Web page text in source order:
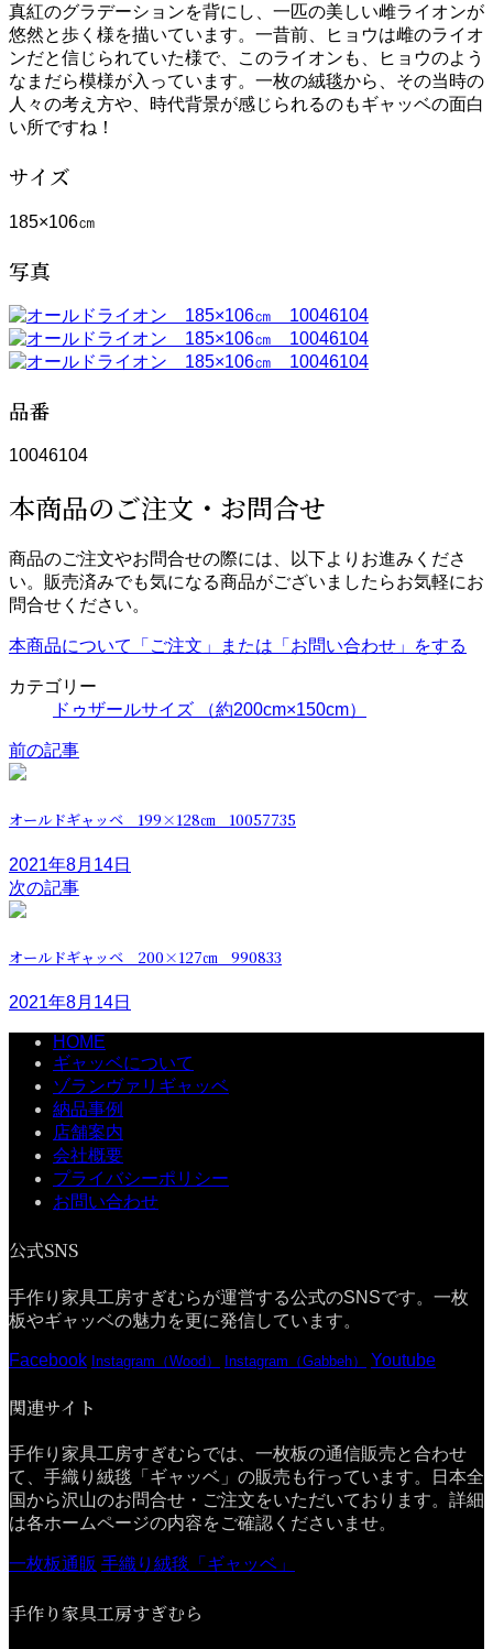
真紅のグラデーションを背にし、一匹の美しい雌ライオンが
悠然と歩く様を描いています。一昔前、ヒョウは雌のライオ
ンだと信じられていた様で、このライオンも、ヒョウのよう
なまだら模様が入っています。一枚の絨毯から、その当時の
人々の考え方や、時代背景が感じられるのもギャッベの面白
い所ですね！
サイズ
185×106㎝
写真
品番
10046104
本商品のご注文・お問合せ
商品のご注文やお問合せの際には、以下よりお進みくださ
い。販売済みでも気になる商品がございましたらお気軽にお
問合せください。
本商品について「ご注文」または「お問い合わせ」をする
カテゴリー
ドゥザールサイズ （約200cm×150cm）
前の記事
オールドギャッベ 199×128㎝ 10057735
2021年8月14日
次の記事
オールドギャッベ 200×127㎝ 990833
2021年8月14日
HOME
ギャッベについて
ゾランヴァリギャッベ
納品事例
店舗案内
会社概要
プライバシーポリシー
お問い合わせ
公式SNS
手作り家具工房すぎむらが運営する公式のSNSです。一枚
板やギャッベの魅力を更に発信しています。
Facebook Instagram（Wood） Instagram（Gabbeh） Youtube
関連サイト
手作り家具工房すぎむらでは、一枚板の通信販売と合わせ
て、手織り絨毯「ギャッベ」の販売も行っています。日本全
国から沢山のお問合せ・ご注文をいただいております。詳細
は各ホームページの内容をご確認くださいませ。
一枚板通販 手織り絨毯「ギャッベ」
手作り家具工房すぎむら